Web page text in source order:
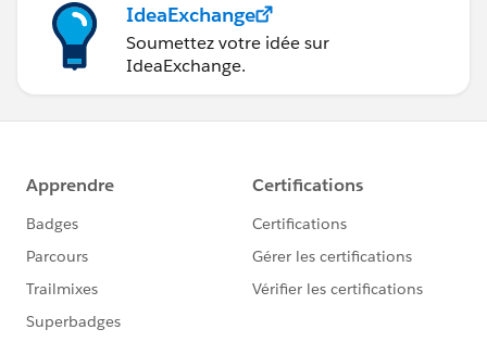
IdeaExchange
Soumettez votre idée sur
IdeaExchange.